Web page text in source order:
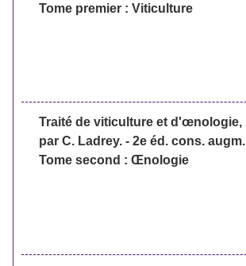
Tome premier : Viticulture
Traité de viticulture et d'œnologie,
par C. Ladrey. - 2e éd. cons. augm.
Tome second : Œnologie